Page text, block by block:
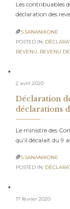
Les contribuables
déclaration des
S.SANANIKONE
POSTED IN:
REVENU, REVENU
2 avril 2020
Déclaration
déclarations
Le ministre des
qu’il décalait du 9
S.SANANIKONE
POSTED IN:
17 février 2020